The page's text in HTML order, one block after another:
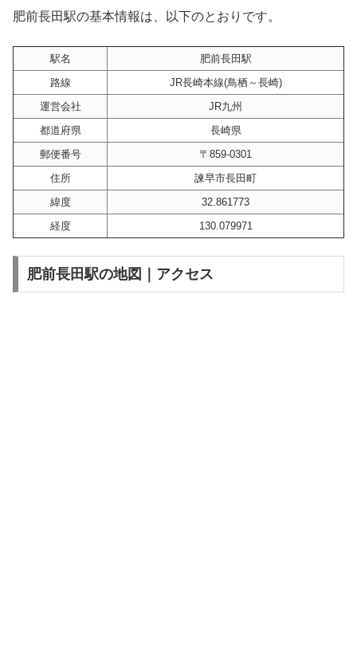
肥前長田駅の基本情報は、以下のとおりです。
駅名
肥前長田駅
路線
JR長崎本線(鳥栖～長崎)
運営会社
JR九州
都道府県
長崎県
郵便番号
〒859-0301
住所
諫早市長田町
緯度
32.861773
経度
130.079971
肥前長田駅の地図｜アクセス